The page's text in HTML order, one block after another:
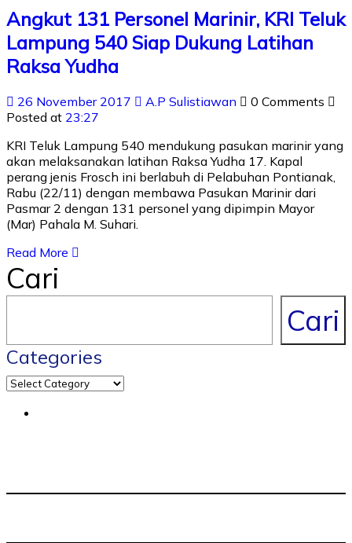
Angkut 131 Personel Marinir, KRI Teluk
Lampung 540 Siap Dukung Latihan
Raksa Yudha
26 November 2017 A.P Sulistiawan
0 Comments
Posted at 23:27
KRI Teluk Lampung 540 mendukung pasukan marinir yang
akan melaksanakan latihan Raksa Yudha 17. Kapal
perang jenis Frosch ini berlabuh di Pelabuhan Pontianak,
Rabu (22/11) dengan membawa Pasukan Marinir dari
Pasmar 2 dengan 131 personel yang dipimpin Mayor
(Mar) Pahala M. Suhari.
Read More
Cari
Cari
Categories